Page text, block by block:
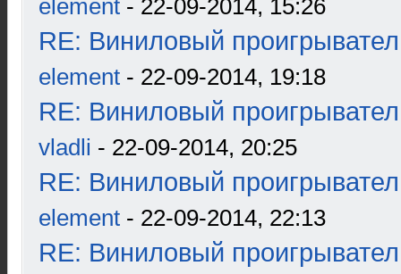
element - 22-09-2014, 15:26
RE: Виниловый
element - 22-09-2014, 19:18
RE: Виниловый
vladli - 22-09-2014, 20:25
RE: Виниловый
element - 22-09-2014, 22:13
RE: Виниловый